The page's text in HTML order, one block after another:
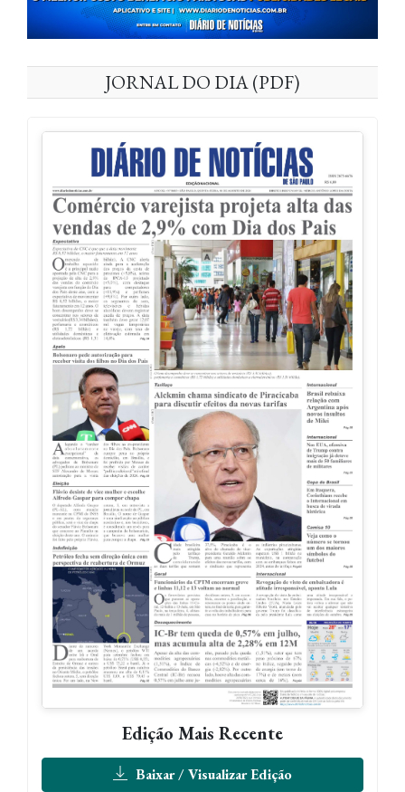
JORNAL DO DIA (PDF)
Edição Mais Recente
Baixar / Visualizar Edição